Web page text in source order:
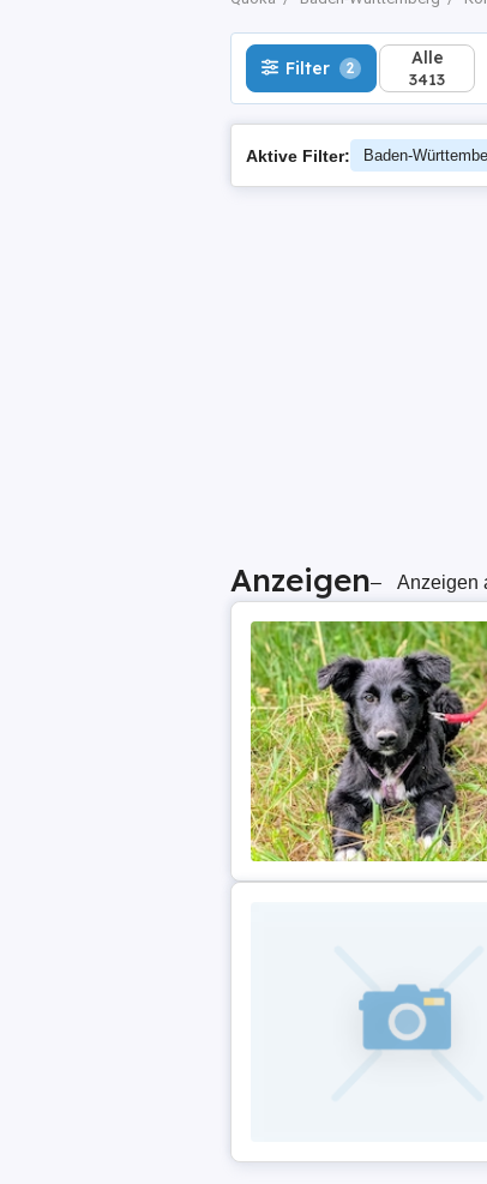
Filter 2 Alle
3413
Aktive Filter: Baden-
Anzeigen– Anzeigen